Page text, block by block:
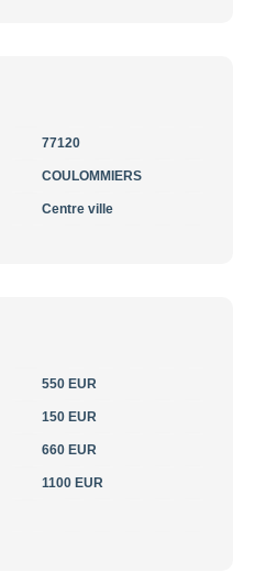
77120
COULOMMIERS
Centre ville
550 EUR
150 EUR
660 EUR
1100 EUR